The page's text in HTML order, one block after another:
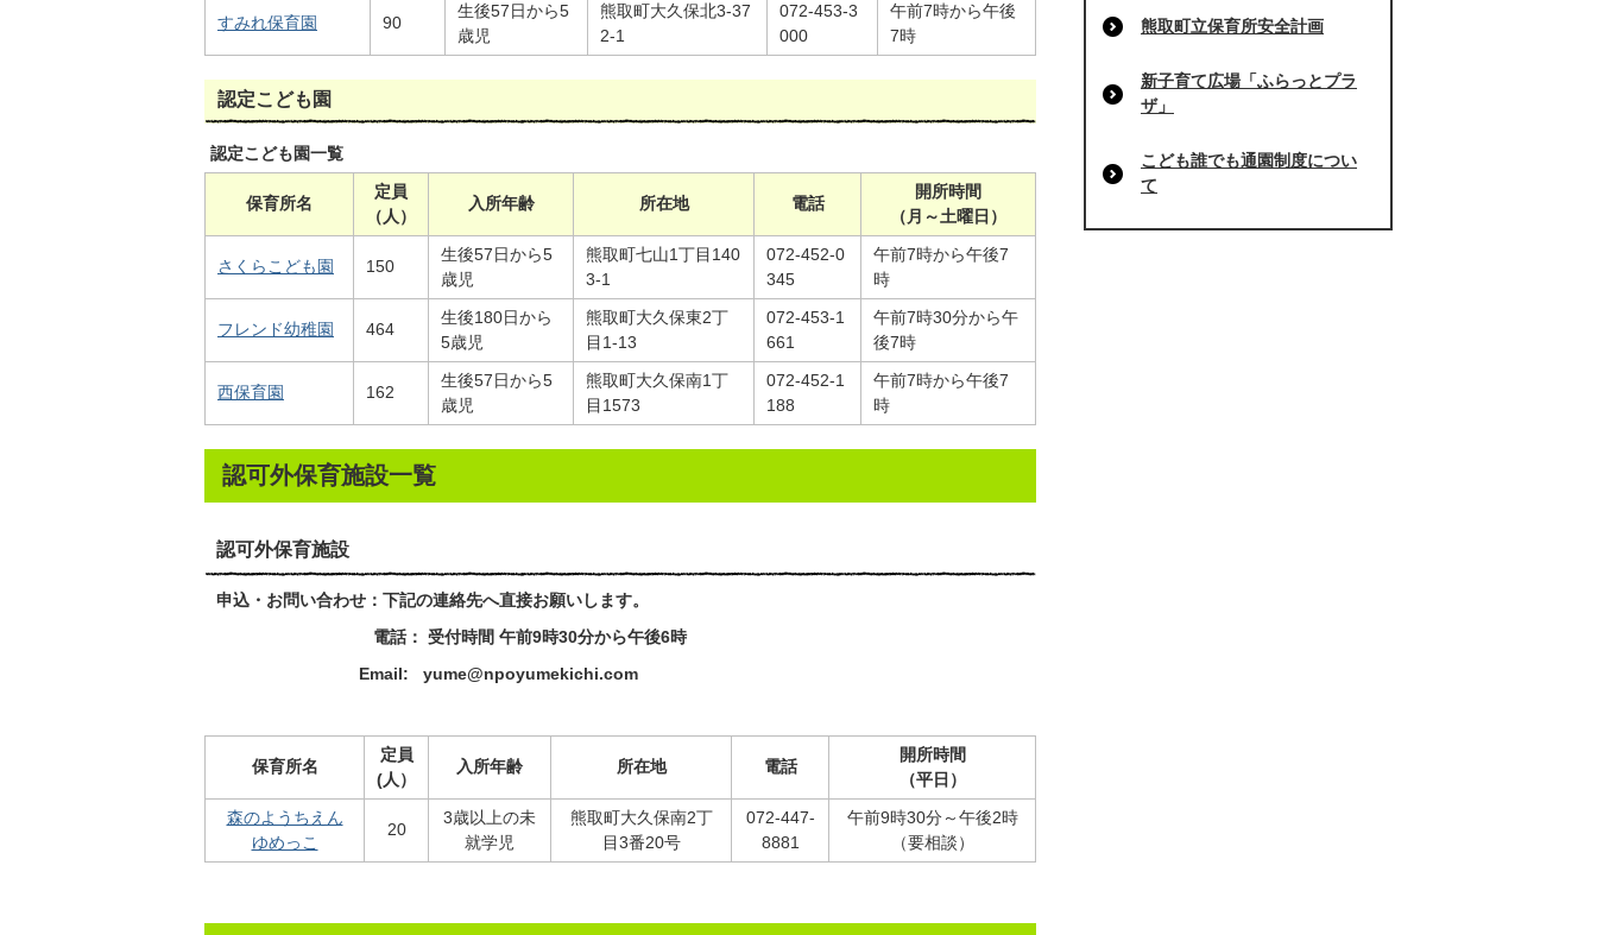
すみれ保育園 90
生後57日から5
歳児
熊取町大久保北3-37
2-1
072-453-3
000
午前7時から午後
7時
認定こども園
認定こども園一覧
保育所名
定員
（人）
入所年齢 所在地 電話
開所時間
（月～土曜日）
さくらこども園 150
生後57日から5
歳児
熊取町七山1丁目140
3-1
072-452-0
345
午前7時から午後7
時
フレンド幼稚園 464
生後180日から
5歳児
熊取町大久保東2丁
目1-13
072-453-1
661
午前7時30分から午
後7時
西保育園 162
生後57日から5
歳児
熊取町大久保南1丁
目1573
072-452-1
188
午前7時から午後7
時
認可外保育施設一覧
認可外保育施設
申込・お問い合わせ：下記の連絡先へ直接お願いします。
電話： 受付時間 午前9時30分から午後6時
Email: yume@npoyumekichi.com
保育所名
定員
(人）
入所年齢 所在地 電話
開所時間
（平日）
森のようちえん
ゆめっこ
20
3歳以上の未
就学児
熊取町大久保南2丁
目3番20号
072-447-
8881
午前9時30分～午後2時
（要相談）
熊取町立保育所安全計画
新子育て広場「ふらっとプラ
ザ」
こども誰でも通園制度につい
て